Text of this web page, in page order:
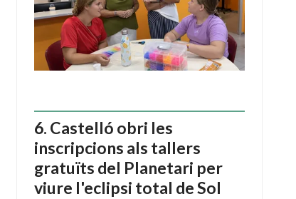
Castelló obri les
inscripcions als tallers
gratuïts del Planetari per
viure l'eclipsi total de Sol